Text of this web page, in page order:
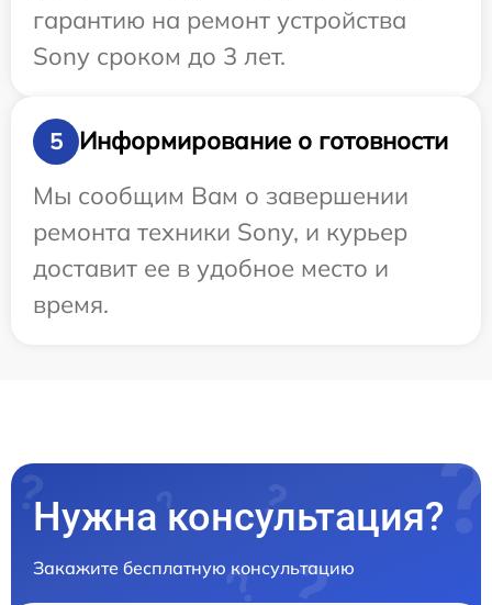
гарантию на ремонт устройства
Sony сроком до 3 лет.
5
Информирование о готовности
Мы сообщим Вам о завершении
ремонта техники Sony, и курьер
доставит ее в удобное место и
время.
Нужна консультация?
Закажите бесплатную консультацию